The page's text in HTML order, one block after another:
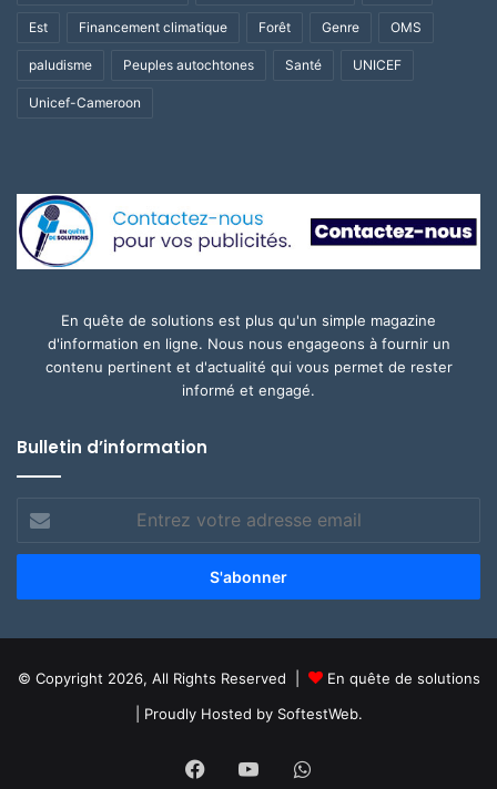
Est Financement climatique Forêt Genre OMS
paludisme Peuples autochtones Santé UNICEF
Unicef-Cameroon
En quête de solutions est plus qu'un simple magazine
d'information en ligne. Nous nous engageons à fournir un
contenu pertinent et d'actualité qui vous permet de rester
informé et engagé.
Bulletin d’information
Entrez
votre
adresse
© Copyright 2026, All Rights Reserved |
En quête de solutions
| Proudly Hosted by SoftestWeb.
FacebookYouTubeWhatsApp